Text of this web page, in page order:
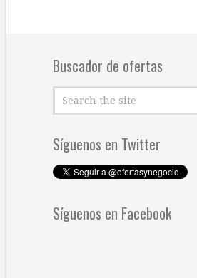
Buscador de ofertas
Síguenos en Twitter
Síguenos en Facebook